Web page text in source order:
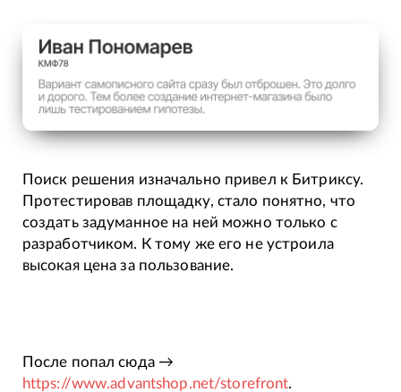
Поиск решения изначально привел к Битриксу.
Протестировав площадку, стало понятно, что
создать задуманное на ней можно только с
разработчиком. К тому же его не устроила
высокая цена за пользование.
После попал сюда →
https://www.advantshop.net/storefront.